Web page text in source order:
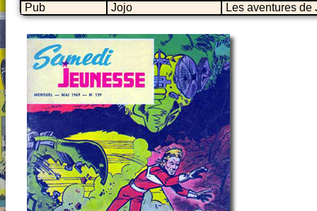
Pub
Jojo Les aventures